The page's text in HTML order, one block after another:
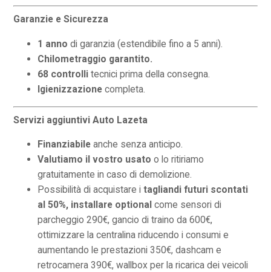
Garanzie e Sicurezza
1 anno di garanzia (estendibile fino a 5 anni).
Chilometraggio garantito.
68 controlli tecnici prima della consegna.
Igienizzazione completa.
Servizi aggiuntivi Auto Lazeta
Finanziabile anche senza anticipo.
Valutiamo il vostro usatoo lo ritiriamo
gratuitamente in caso di demolizione.
Possibilità di acquistare itagliandi futuri scontati
al 50%, installare optional come sensori di
parcheggio 290€, gancio di traino da 600€,
ottimizzare la centralina riducendo i consumi e
aumentando le prestazioni 350€, dashcam e
retrocamera 390€, wallbox per la ricarica dei veicoli